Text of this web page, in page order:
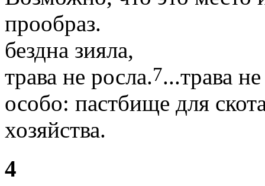
прообраз.
бездна зияла,
трава не росла.7...трава
особо: пастбище для
хозяйства.
4